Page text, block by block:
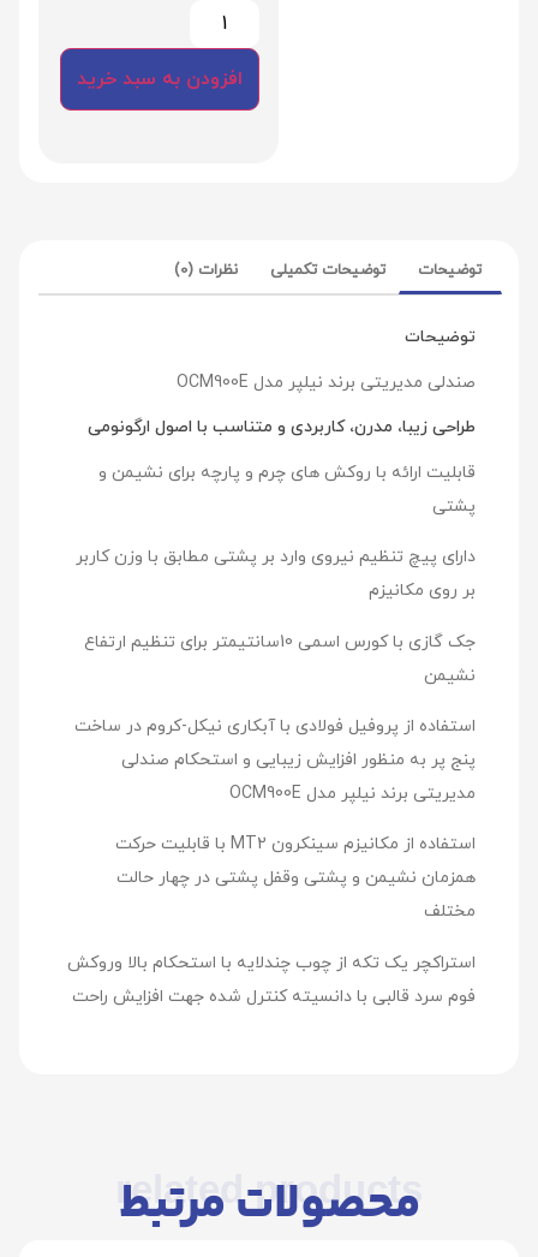
افزودن به سبد خرید
توضیحات توضیحات تکمیلی نظرات (0)
توضیحات
صندلی مدیریتی برند نیلپر مدل OCM900E
طراحی زیبا، مدرن، کاربردی و متناسب با اصول ارگونومی
قابلیت ارائه با روکش های چرم و پارچه برای نشیمن و
پشتی
دارای پیچ تنظیم نیروی وارد بر پشتی مطابق با وزن کاربر
بر روی مکانیزم
جک گازی با کورس اسمی 10سانتیمتر برای تنظیم ارتفاع
نشیمن
استفاده از پروفیل فولادی با آبکاری نیکل-کروم در ساخت
پنج پر به منظور افزایش زیبایی و استحکام صندلی
مدیریتی برند نیلپر مدل OCM900E
استفاده از مکانیزم سینکرون MT2 با قابلیت حرکت
همزمان نشیمن و پشتی وقفل پشتی در چهار حالت
مختلف
استراکچر یک تکه از چوب چندلایه با استحکام بالا وروکش
فوم سرد قالبی با دانسیته کنترل شده جهت افزایش راحت
related products
محصولات مرتبط